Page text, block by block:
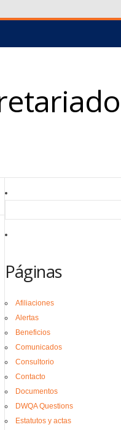
Páginas
Afiliaciones
Alertas
Beneficios
Comunicados
Consultorio
Contacto
Documentos
DWQA Questions
Estatutos y actas